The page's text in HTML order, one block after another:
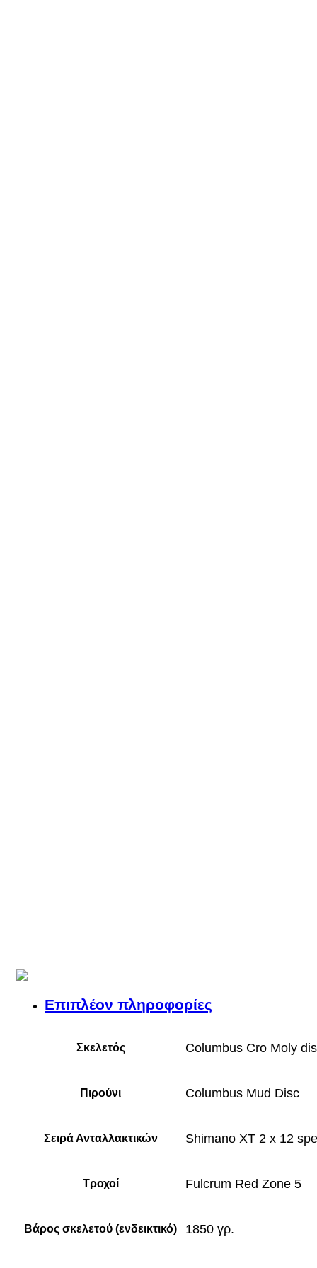
Επιπλέον πληροφορίες
Σκελετός Columbus Cro Moly
Πιρούνι Columbus Mud Disc
Σειρά Ανταλλακτικών Shimano XT 2 x 12
Τροχοί Fulcrum Red Zone 5
Βάρος σκελετού (ενδεικτικό) 1850 γρ.